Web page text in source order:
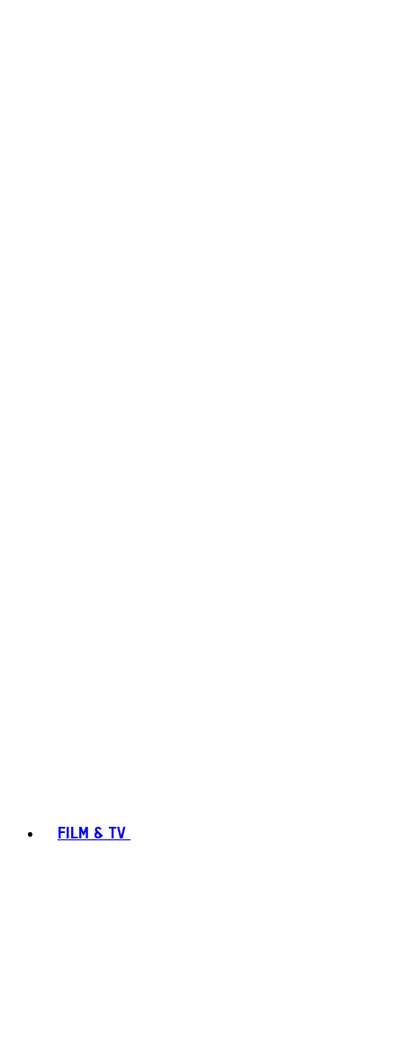
FILM & TV